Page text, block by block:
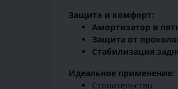
Защита и комфорт:
Амортизатор в
Защита от
Стабилизация
Идеальное применение:
Строительство